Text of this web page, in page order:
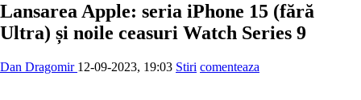
Lansarea Apple: seria iPhone 15 (fără
Ultra) și noile ceasuri Watch Series 9
Dan Dragomir 12-09-2023, 19:03 Stiri comenteaza